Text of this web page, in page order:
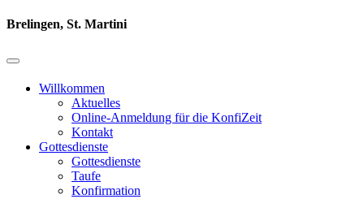
Brelingen, St. Martini
Willkommen
Aktuelles
Online-Anmeldung für die KonfiZeit
Kontakt
Gottesdienste
Gottesdienste
Taufe
Konfirmation